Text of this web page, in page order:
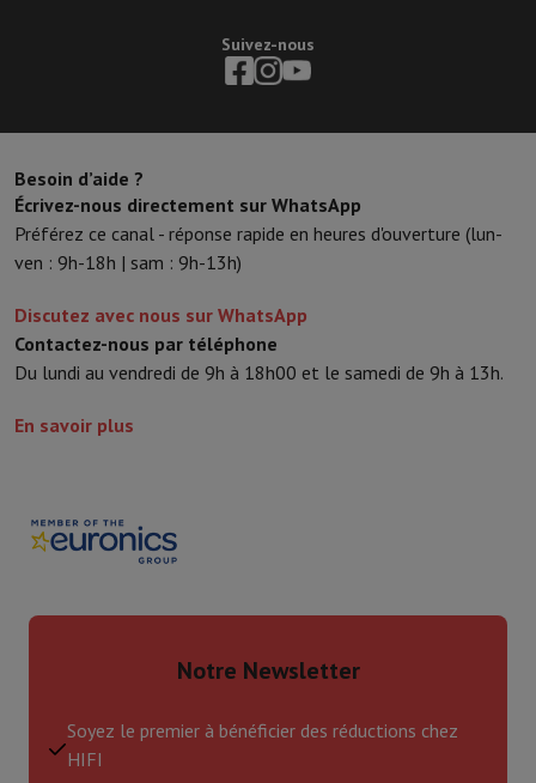
Suivez-nous
Besoin d’aide ?
Écrivez-nous directement sur WhatsApp
Préférez ce canal - réponse rapide en heures d'ouverture (lun-
ven : 9h-18h | sam : 9h-13h)
Discutez avec nous sur WhatsApp
Contactez-nous par téléphone
Du lundi au vendredi de 9h à 18h00 et le samedi de 9h à 13h.
En savoir plus
Notre Newsletter
Soyez le premier à bénéficier des réductions chez
HIFI